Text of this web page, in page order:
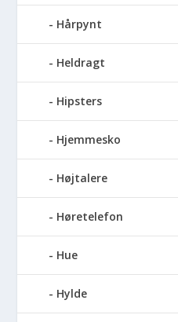
Hårpynt
Heldragt
Hipsters
Hjemmesko
Højtalere
Høretelefon
Hue
Hylde